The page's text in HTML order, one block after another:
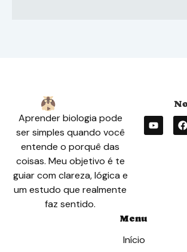
Aprender biologia pode
ser simples quando você
entende o porquê das
coisas. Meu objetivo é te
guiar com clareza, lógica e
um estudo que realmente
faz sentido.
Menu
Início